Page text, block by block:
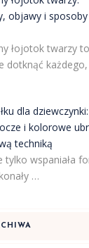
objawy i
łojotok twarzy to
dotknąć każdego,
dla dziewczynki:
i kolorowe
techniką
tylko wspaniała
…